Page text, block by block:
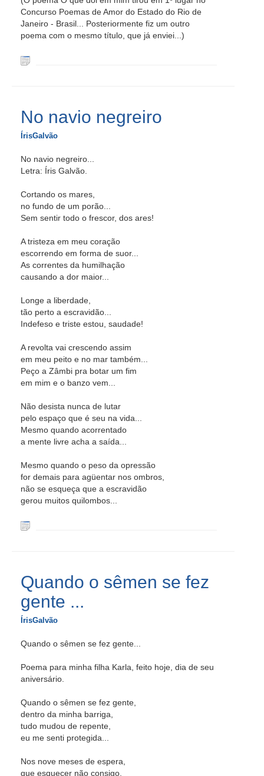
Concurso Poemas de Amor do Estado do Rio de
Janeiro - Brasil... Posteriormente fiz um outro
poema com o mesmo título, que já enviei...)
No navio negreiro
ÍrisGalvão
No navio negreiro...
Letra: Íris Galvão.
Cortando os mares,
no fundo de um porão...
Sem sentir todo o frescor, dos ares!
A tristeza em meu coração
escorrendo em forma de suor...
As correntes da humilhação
causando a dor maior...
Longe a liberdade,
tão perto a escravidão...
Indefeso e triste estou, saudade!
A revolta vai crescendo assim
em meu peito e no mar também...
Peço a Zâmbi pra botar um fim
em mim e o banzo vem...
Não desista nunca de lutar
pelo espaço que é seu na vida...
Mesmo quando acorrentado
a mente livre acha a saída...
Mesmo quando o peso da opressão
for demais para agüentar nos ombros,
não se esqueça que a escravidão
gerou muitos quilombos...
Quando o sêmen se fez
gente ...
ÍrisGalvão
Quando o sêmen se fez gente...
Poema para minha filha Karla, feito hoje, dia de seu
aniversário.
Quando o sêmen se fez gente,
dentro da minha barriga,
tudo mudou de repente,
eu me senti protegida...
Nos nove meses de espera,
que esquecer não consigo,